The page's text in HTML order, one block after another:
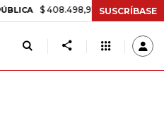
$ 408.498,97 +$ 8.753,81 +2,19%
SUSCRÍBASE